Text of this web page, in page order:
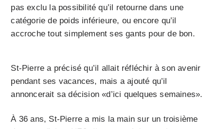
pas exclu la possibilité qu’il retourne dans une
catégorie de poids inférieure, ou encore qu’il
accroche tout simplement ses gants pour de bon.
St-Pierre a précisé qu’il allait réfléchir à son avenir
pendant ses vacances, mais a ajouté qu’il
annoncerait sa décision «d’ici quelques semaines».
À 36 ans, St-Pierre a mis la main sur un troisième